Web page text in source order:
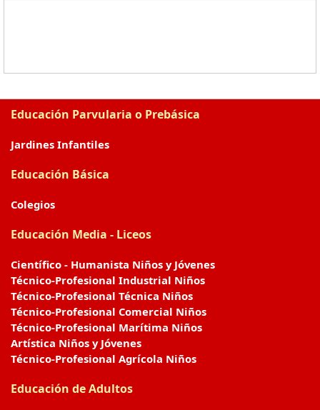
Educación Parvularia o Prebásica
Jardines Infantiles
Educación Básica
Colegios
Educación Media - Liceos
Científico - Humanista Niños y Jóvenes
Técnico-Profesional Industrial Niños
Técnico-Profesional Técnica Niños
Técnico-Profesional Comercial Niños
Técnico-Profesional Marítima Niños
Artística Niños y Jóvenes
Técnico-Profesional Agrícola Niños
Educación de Adultos